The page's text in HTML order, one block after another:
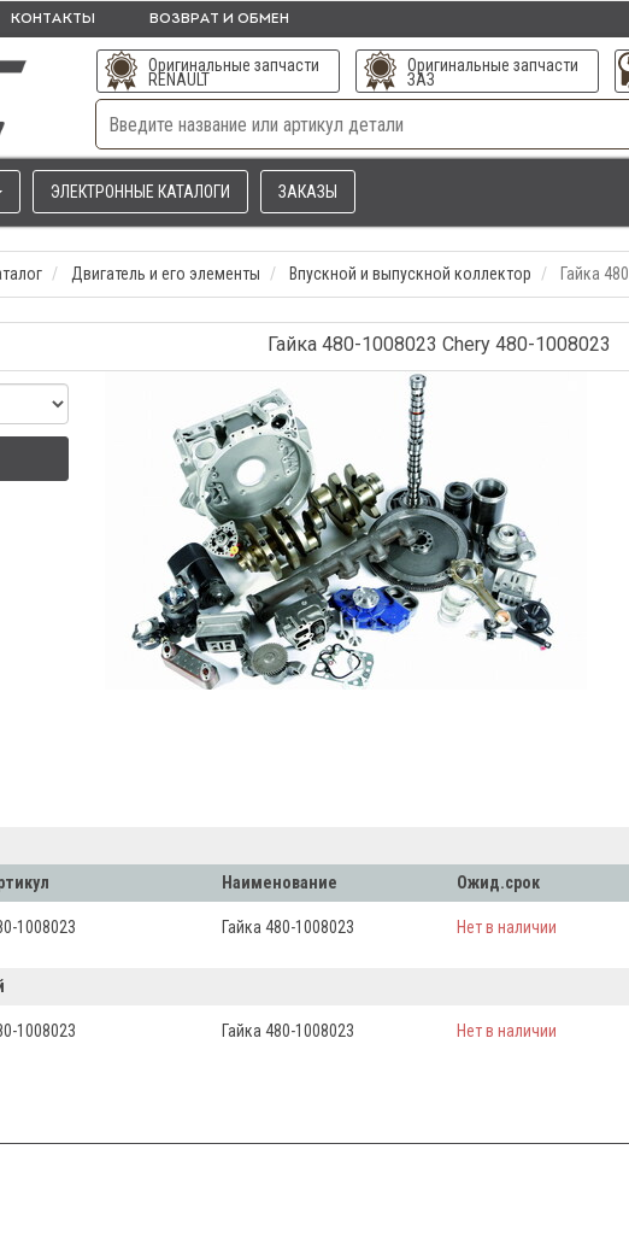
КОНТАКТЫ ВОЗВРАТ И ОБМЕН
Оригинальные запчасти
RENAULT
Оригинальные запчасти
ЗАЗ
ЭЛЕКТРОННЫЕ КАТАЛОГИ ЗАКАЗЫ
Двигатель и его элементы Впускной и выпускной коллектор Гайка
Гайка 480-1008023 Chery 480-1008023
Наименование Ожид.срок
1008023 Гайка 480-1008023 Нет в наличии
1008023 Гайка 480-1008023 Нет в наличии